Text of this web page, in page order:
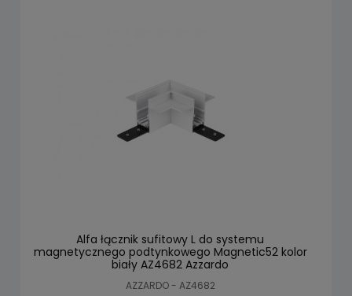
Alfa łącznik sufitowy L do systemu
magnetycznego podtynkowego Magnetic52 kolor
biały AZ4682 Azzardo
AZZARDO - AZ4682